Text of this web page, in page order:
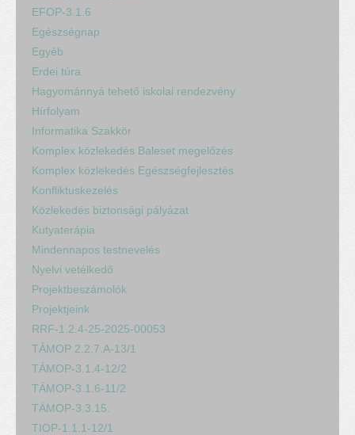
EFOP-3.1.6
Egészségnap
Egyéb
Erdei túra
Hagyománnyá tehető iskolai rendezvény
Hírfolyam
Informatika Szakkör
Komplex közlekedés Baleset megelőzés
Komplex közlekedés Egészségfejlesztés
Konfliktuskezelés
Közlekedés biztonsági pályázat
Kutyaterápia
Mindennapos testnevelés
Nyelvi vetélkedő
Projektbeszámolók
Projektjeink
RRF-1.2.4-25-2025-00053
TÁMOP 2.2.7.A-13/1
TÁMOP-3.1.4-12/2
TÁMOP-3.1.6-11/2
TÁMOP-3.3.15.
TIOP-1.1.1-12/1